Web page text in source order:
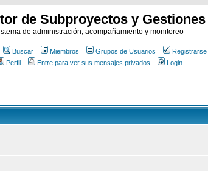
de Subproyectos y
de administración, acompañamiento y monitoreo
Buscar Miembros Grupos de Usuarios
Registrarse
Perfil
Entre para ver sus mensajes privados Login